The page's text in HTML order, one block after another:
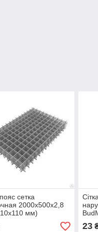
сетка
2000х500х2,8
мм)
23